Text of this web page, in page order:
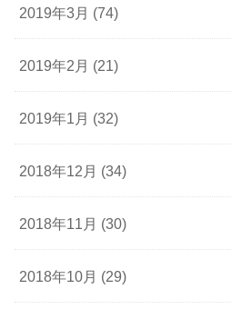
2019年3月 (74)
2019年2月 (21)
2019年1月 (32)
2018年12月 (34)
2018年11月 (30)
2018年10月 (29)